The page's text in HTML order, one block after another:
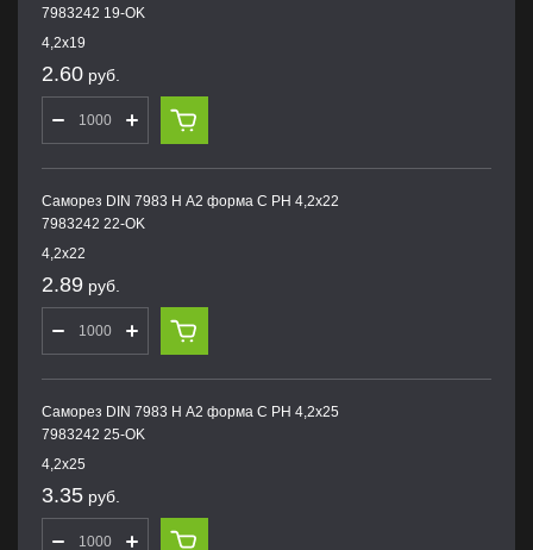
7983242 19-OK
4,2х19
2.60 руб.
Саморез DIN 7983 H А2 форма С PH 4,2х22
7983242 22-OK
4,2х22
2.89 руб.
Саморез DIN 7983 H А2 форма С PH 4,2х25
7983242 25-OK
4,2х25
3.35 руб.